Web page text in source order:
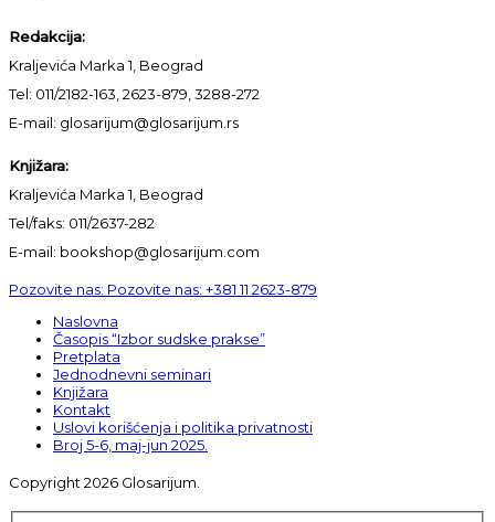
Redakcija:
Kraljevića Marka 1, Beograd
Tel: 011/2182-163, 2623-879, 3288-272
E-mail: glosarijum@glosarijum.rs
Knjižara:
Kraljevića Marka 1, Beograd
Tel/faks: 011/2637-282
E-mail: bookshop@glosarijum.com
Pozovite nas: Pozovite nas: +381 11 2623-879
Naslovna
Časopis “Izbor sudske prakse”
Pretplata
Jednodnevni seminari
Knjižara
Kontakt
Uslovi korišćenja i politika privatnosti
Broj 5-6, maj-jun 2025.
Copyright 2026 Glosarijum.